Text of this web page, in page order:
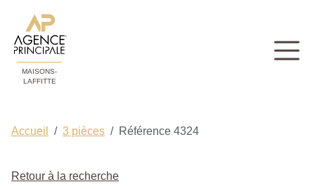
MAISONS-
LAFFITTE
Accueil 3 pièces Référence 4324
Retour à la recherche